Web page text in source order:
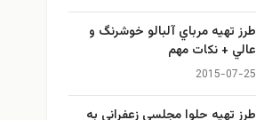
طرز تهيه مرباي آلبالو خوشرنگ و
عالي + نكات مهم
2015-07-25
طرز تهيه حلوا مجلسي زعفراني به